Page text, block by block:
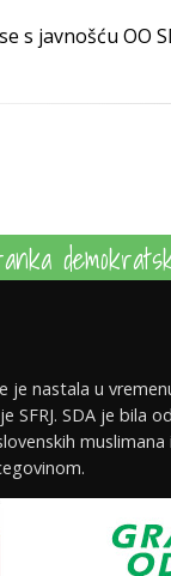
s javnošću OO
je nastala u
SFRJ. SDA je bila